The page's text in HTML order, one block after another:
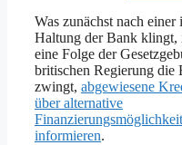
Was zunächst nach einer
Haltung der Bank klingt,
eine Folge der
britischen Regierung die
zwingt, abgewiesene
über alternative
informieren.